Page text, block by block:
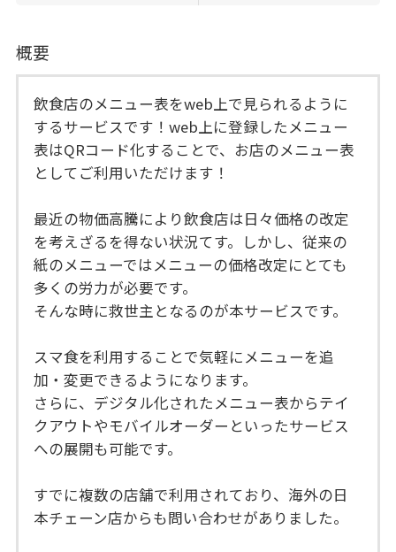
概要
飲食店のメニュー表をweb上で見られるように
するサービスです！web上に登録したメニュー
表はQRコード化することで、お店のメニュー表
としてご利用いただけます！
最近の物価高騰により飲食店は日々価格の改定
を考えざるを得ない状況てす。しかし、従来の
紙のメニューではメニューの価格改定にとても
多くの労力が必要です。
そんな時に救世主となるのが本サービスです。
スマ食を利用することで気軽にメニューを追
加・変更できるようになります。
さらに、デジタル化されたメニュー表からテイ
クアウトやモバイルオーダーといったサービス
への展開も可能です。
すでに複数の店舗で利用されており、海外の日
本チェーン店からも問い合わせがありました。